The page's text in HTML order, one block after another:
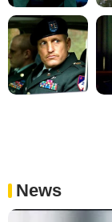
News